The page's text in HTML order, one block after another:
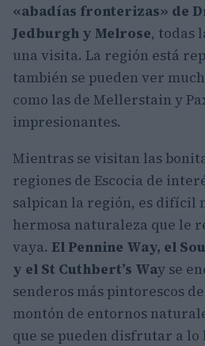
«abadías fronterizas» de
Jedburgh y Melrose, todas
una visita. La región está
también se pueden ver
como las de Mellerstain y
impresionantes.
Mientras se visitan las
regiones de Escocia de
salpican la región, es difícil
hermosa naturaleza que le
vaya. El Pennine Way, el
y el St Cuthbert’s Way se
senderos más pintorescos
montón de entornos
que se pueden disfrutar a lo